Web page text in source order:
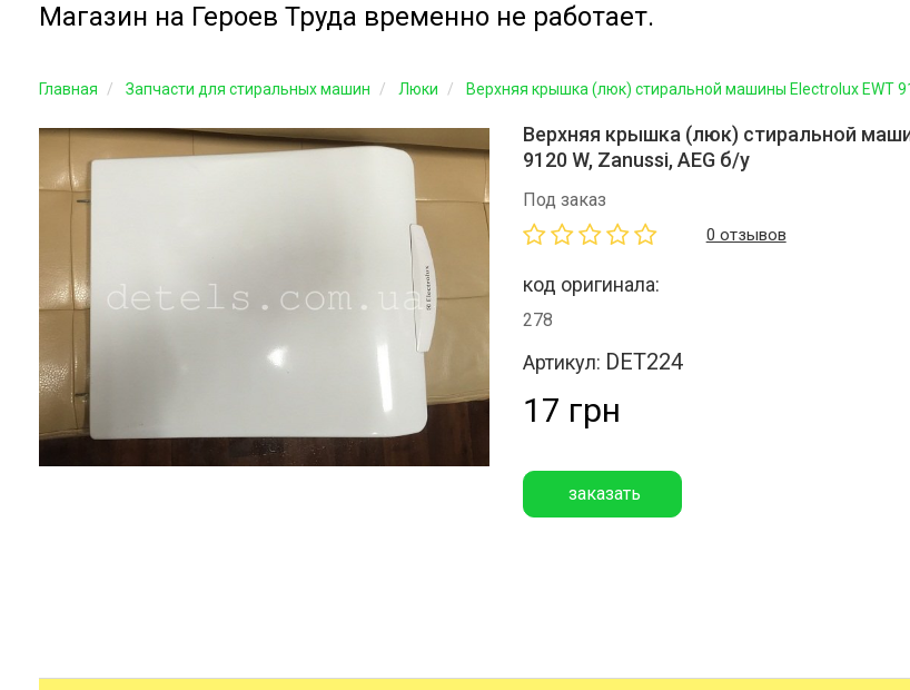
Магазин на Героев Труда временно не работает.
Главная Запчасти для стиральных машин Люки Верхняя крышка (люк) стиральной машины Electrolux EWT
Верхняя крышка (люк) стиральной
9120 W, Zanussi, AEG б/у
Под заказ
0 отзывов
код оригинала:
278
Артикул: DET224
17 грн
заказать